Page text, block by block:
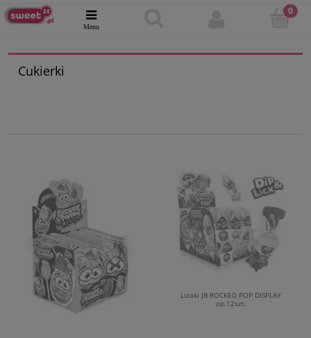
Cukierki
Lizaki JB ROCKED POP DISPLAY
op.12szt.